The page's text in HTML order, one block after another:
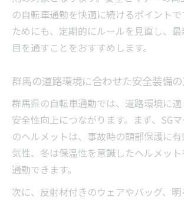
の自転車通勤を快適に続けるポイントで
ためにも、定期的にルールを見直し、
目を通すことをおすすめします。
群馬の道路環境に合わせた安全装備
群馬県の自転車通勤では、道路環境に
安全性向上につながります。まず、SG
のヘルメットは、事故時の頭部保護に
気性、冬は保温性を意識したヘルメッ
通勤できます。
次に、反射材付きのウェアやバッグ、